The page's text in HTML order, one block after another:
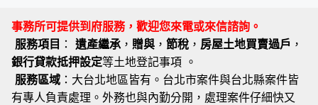
事務所可提供到府服務，歡迎您來電或來信諮詢。
服務項目 ： 遺產繼承 ， 贈與 ， 節稅 ， 房屋土地買賣過戶 ，
銀行貸款抵押設定等土地登記事項 。
服務區域 ：大台北地區皆有。台北市案件與台北縣案件皆
有專人負責處理。外務也與內勤分開，處理案件仔細快又